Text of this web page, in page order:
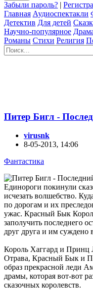
Забыли пароль? |
Главная Аудиоспектакли
Детектив Для детей
Научно-популярное
Романы Стихи Религия
Питер Бигл -
virusnk
8-05-2013, 14:06
Фантастика
Единороги покинули
исчезать волшебство.
по дорогам и их
ужас. Красный Бык
заполучить последнего
друг друга и им суждено
Король Хаггард и
Отрава, Красный Бык и
образ прекрасной леди
драмы, которая вот-вот
сказочных королевств.